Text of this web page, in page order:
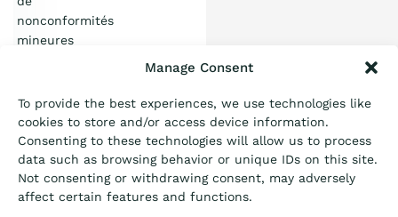
Manage Consent
To provide the best experiences, we use technologies like
cookies to store and/or access device information.
Consenting to these technologies will allow us to process
data such as browsing behavior or unique IDs on this site.
Not consenting or withdrawing consent, may adversely
affect certain features and functions.
nonconformités
mineures
MB
Ressources
Certification
Passation de marché
Articles